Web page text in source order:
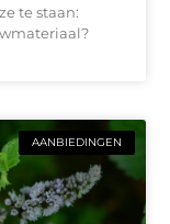
te staan:
AANBIEDINGEN